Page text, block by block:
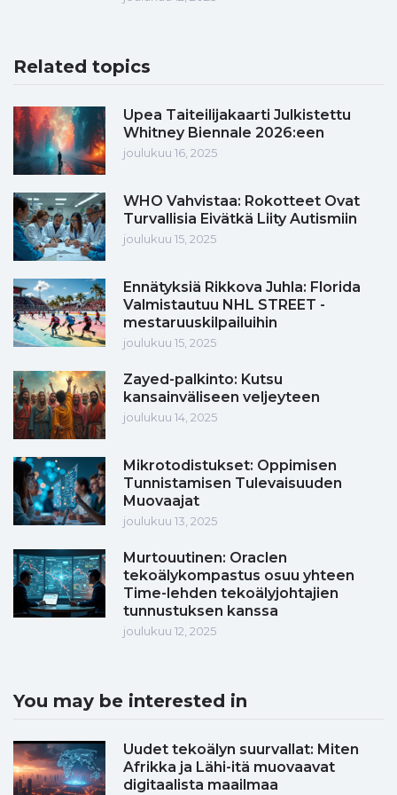
Related topics
Upea Taiteilijakaarti Julkistettu
Whitney Biennale 2026:een
joulukuu 16, 2025
WHO Vahvistaa: Rokotteet Ovat
Turvallisia Eivätkä Liity Autismiin
joulukuu 15, 2025
Ennätyksiä Rikkova Juhla: Florida
Valmistautuu NHL STREET -
mestaruuskilpailuihin
joulukuu 15, 2025
Zayed-palkinto: Kutsu
kansainväliseen veljeyteen
joulukuu 14, 2025
Mikrotodistukset: Oppimisen
Tunnistamisen Tulevaisuuden
Muovaajat
joulukuu 13, 2025
Murtouutinen: Oraclen
tekoälykompastus osuu yhteen
Time-lehden tekoälyjohtajien
tunnustuksen kanssa
joulukuu 12, 2025
You may be interested in
Uudet tekoälyn suurvallat: Miten
Afrikka ja Lähi-itä muovaavat
digitaalista maailmaa